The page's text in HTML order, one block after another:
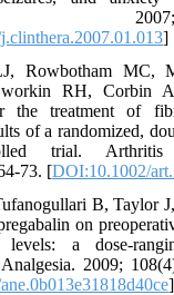
j.clinthera.2007.01.013
LJ, Rowbotham MC,
RH, Corbin
the treatment of
of a randomized,
trial.
73. [DOI:10.1002/
Tufanogullari B,
on
levels: a dose-
Analgesia. 2009;
ane.0b013e31818d40ce